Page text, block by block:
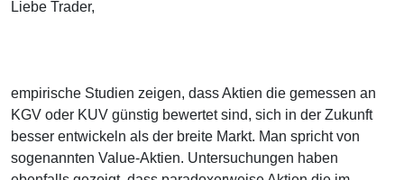
Liebe Trader,
empirische Studien zeigen, dass Aktien die gemessen an
KGV oder KUV günstig bewertet sind, sich in der Zukunft
besser entwickeln als der breite Markt. Man spricht von
sogenannten Value-Aktien. Untersuchungen haben